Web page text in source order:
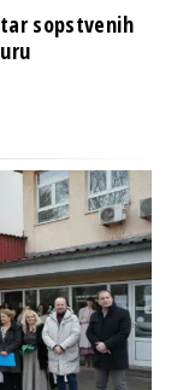
sopstvenih